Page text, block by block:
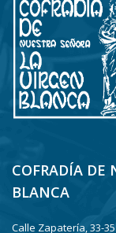
COFRADÍA DE
BLANCA
Calle Zapatería, 33-35